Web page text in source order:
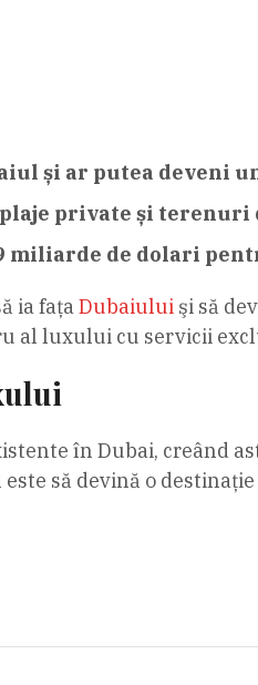
și ar putea
private și terenuri
miliarde de dolari
ia faţaDubaiului şi să
al luxului cu servicii
în Dubai, creând
să devină o